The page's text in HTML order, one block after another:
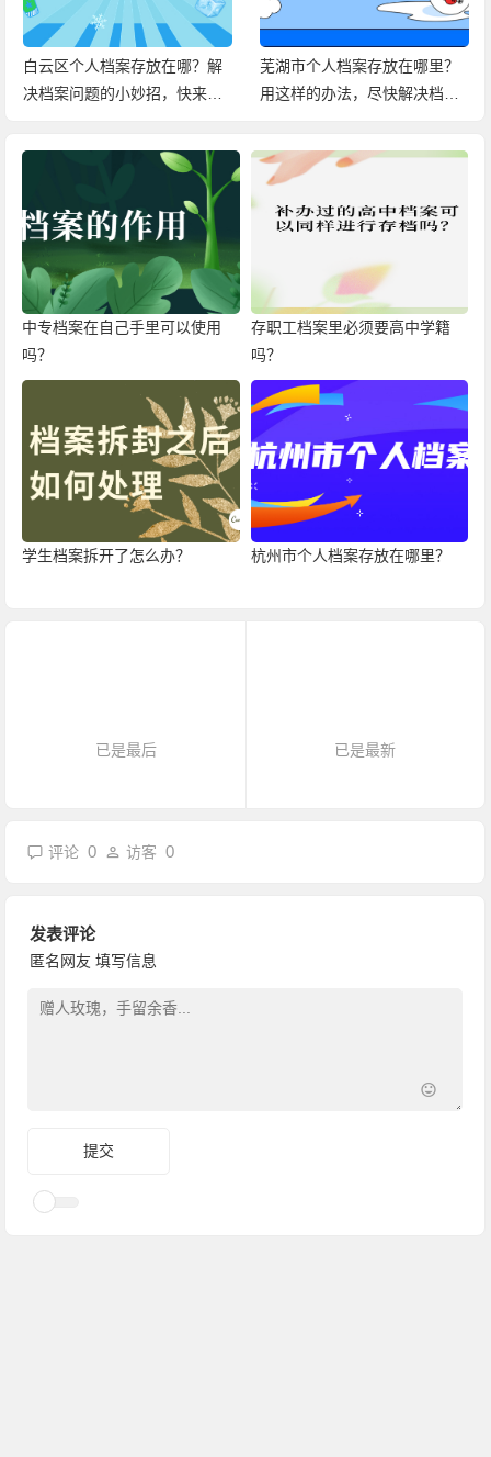
人档案存放在哪？解
题的小妙招，快来查
芜湖市个人档案存放在哪里？
用这样的办法，尽快解决档案
赤壁市
花两分
中专档案在自己手里可以使用
吗？
存职工档案里必须要高中学籍
吗？
学生档案拆开了怎么办？ 杭州市个人档案存放在哪里？
已是最后 已是最新
评论0 访客0
发表评论
匿名网友 填写信息